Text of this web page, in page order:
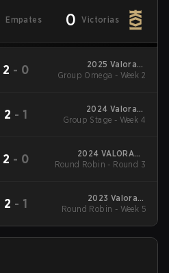
Empates 0 Victorias
2 - 0
2025 Valorant
Champions Tour:
Group Omega - Week 2
2 - 1
2024 Valorant
Champions Tour
Group Stage - Week 4
2 - 0
2024 VALORANT
Champions Tour:
Round Robin - Round 3
2 - 1
2023 Valorant
Champions Tour:
Round Robin - Week 5